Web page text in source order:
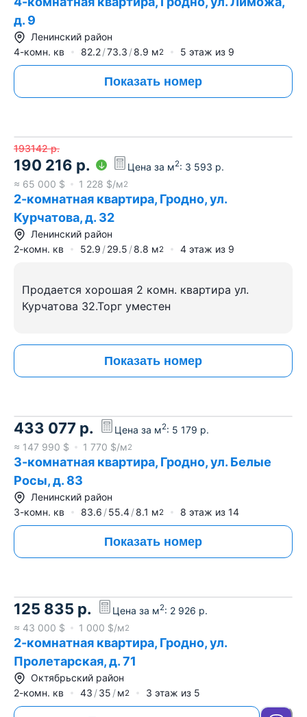
д. 9
Ленинский район
4-комн. кв
82.2 73.3 8.9 м2 5 этаж из 9
Показать номер
193142 р.
190 216 р. Цена за м2: 3 593 р.
≈ 65 000 $ 1 228 $/м2
2-комнатная квартира, Гродно, ул.
Курчатова, д. 32
Ленинский район
2-комн. кв
52.9 29.5 8.8 м2 4 этаж из 9
Продается хорошая 2 комн. квартира ул.
Курчатова 32.Торг уместен
Показать номер
433 077 р. Цена за м2: 5 179 р.
≈ 147 990 $ 1 770 $/м2
3-комнатная квартира, Гродно, ул. Белые
Росы, д. 83
Ленинский район
3-комн. кв
83.6 55.4 8.1 м2 8 этаж из 14
Показать номер
125 835 р. Цена за м2: 2 926 р.
≈ 43 000 $ 1 000 $/м2
2-комнатная квартира, Гродно, ул.
Пролетарская, д. 71
Октябрьский район
2-комн. кв
43 35 м2 3 этаж из 5